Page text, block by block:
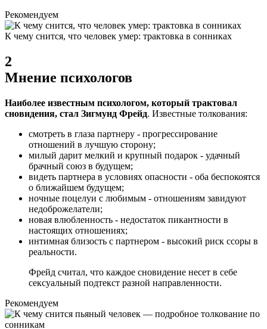
Рекомендуем
К чему снится, что человек умер: трактовка в сонниках
2
Мнение психологов
Наиболее известным психологом, который трактовал
сновидения, стал Зигмунд Фрейд. Известные толкования:
смотреть в глаза партнеру - прогрессирование
отношений в лучшую сторону;
милый дарит мелкий и крупный подарок - удачный
брачный союз в будущем;
видеть партнера в условиях опасности - оба беспокоятся
о ближайшем будущем;
ночные поцелуи с любимым - отношениям завидуют
недоброжелатели;
новая влюбленность - недостаток пикантности в
настоящих отношениях;
интимная близость с партнером - высокий риск ссоры в
реальности.
Фрейд считал, что каждое сновидение несет в себе
сексуальный подтекст разной направленности.
Рекомендуем